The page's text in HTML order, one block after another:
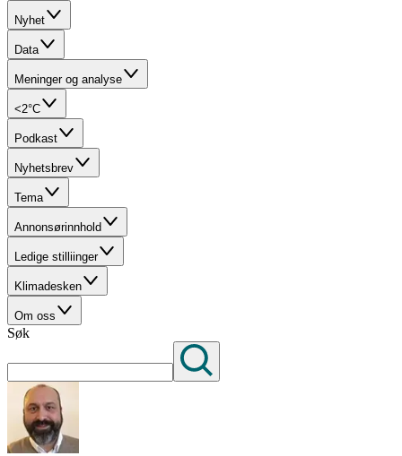
Nyhet
Data
Meninger og analyse
<2°C
Podkast
Nyhetsbrev
Tema
Annonsørinnhold
Ledige stilliinger
Klimadesken
Om oss
Søk